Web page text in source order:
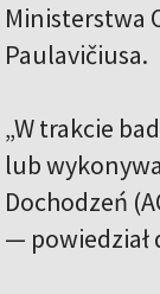
Ministerstwa
Paulavičiusa.
„W trakcie
lub
Dochodzeń
— powiedział